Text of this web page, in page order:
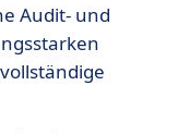
Audit- und